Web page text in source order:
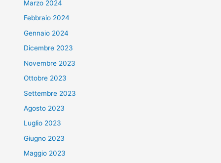
Marzo 2024
Febbraio 2024
Gennaio 2024
Dicembre 2023
Novembre 2023
Ottobre 2023
Settembre 2023
Agosto 2023
Luglio 2023
Giugno 2023
Maggio 2023